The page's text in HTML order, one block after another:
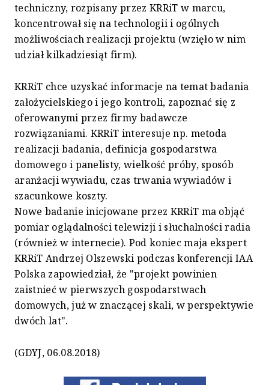
techniczny, rozpisany przez KRRiT w marcu,
koncentrował się na technologii i ogólnych
możliwościach realizacji projektu (wzięło w nim
udział kilkadziesiąt firm).
KRRiT chce uzyskać informacje na temat badania
założycielskiego i jego kontroli, zapoznać się z
oferowanymi przez firmy badawcze
rozwiązaniami. KRRiT interesuje np. metoda
realizacji badania, definicja gospodarstwa
domowego i panelisty, wielkość próby, sposób
aranżacji wywiadu, czas trwania wywiadów i
szacunkowe koszty.
Nowe badanie inicjowane przez KRRiT ma objąć
pomiar oglądalności telewizji i słuchalności radia
(również w internecie). Pod koniec maja ekspert
KRRiT Andrzej Olszewski podczas konferencji IAA
Polska zapowiedział, że "projekt powinien
zaistnieć w pierwszych gospodarstwach
domowych, już w znaczącej skali, w perspektywie
dwóch lat".
(GDYJ, 06.08.2018)